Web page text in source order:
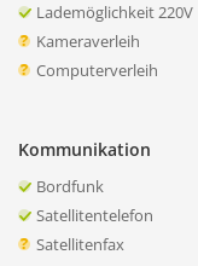
Lademöglichkeit 220V
Kameraverleih
Computerverleih
Kommunikation
Bordfunk
Satellitentelefon
Satellitenfax